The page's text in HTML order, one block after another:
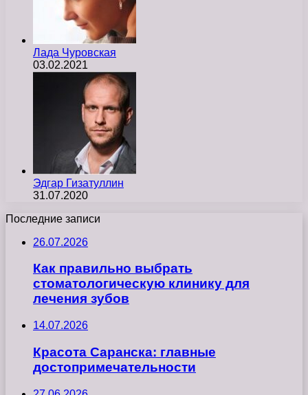
Лада Чуровская
03.02.2021
Эдгар Гизатуллин
31.07.2020
Последние записи
26.07.2026
Как правильно выбрать
стоматологическую клинику для
лечения зубов
14.07.2026
Красота Саранска: главные
достопримечательности